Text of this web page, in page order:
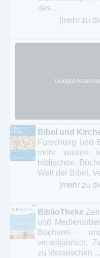
des ...
[mehr zu
Google
Bibel und
Forschung und
mehr wissen
biblischen
Welt der Bibel,
[mehr zu
BiblioTheke
und
Bücherei-
vierteljährlich.
zu literarischen ...